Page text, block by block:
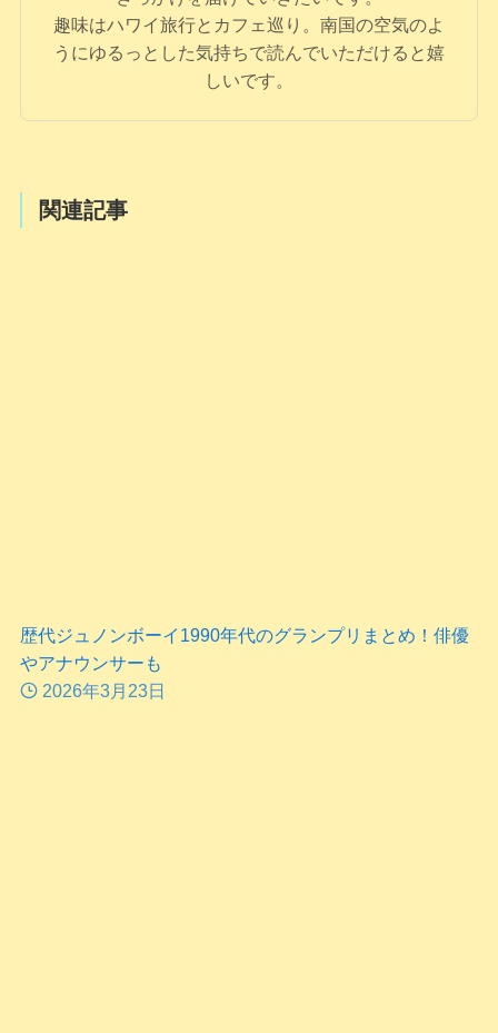
趣味はハワイ旅行とカフェ巡り。南国の空気のよ
うにゆるっとした気持ちで読んでいただけると嬉
しいです。
関連記事
歴代ジュノンボーイ1990年代のグランプリまとめ！俳優
やアナウンサーも
2026年3月23日